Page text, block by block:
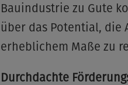
Bauindustrie zu Gute
über das Potential,
erheblichem Maße zu
Durchdachte